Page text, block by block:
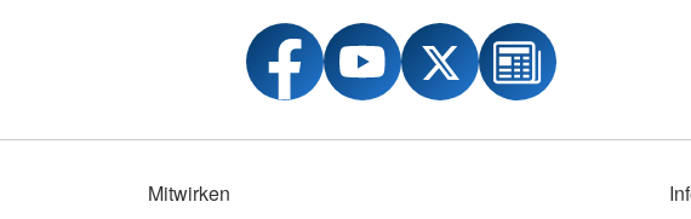
Mitwirken